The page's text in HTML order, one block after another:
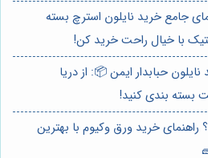
جامع خرید نایلون استرچ بسته
با خیال راحت خرید کن!
حبابدار ایمن 📦: از دریا
بسته بندی کنید!
خرید ورق وکیوم با بهترین